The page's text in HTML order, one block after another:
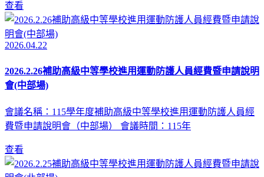
查看
2026.04.22
2026.2.26補助高級中等學校進用運動防護人員經費暨申請說明
會(中部場)
會議名稱：115學年度補助高級中等學校進用運動防護人員經
費暨申請說明會（中部場） 會議時間：115年
查看